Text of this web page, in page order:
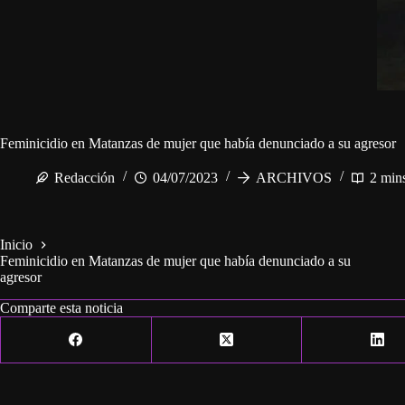
Feminicidio en Matanzas de mujer que había denunciado a su agresor
Redacción 04/07/2023 ARCHIVOS 2
Inicio
Feminicidio en Matanzas de mujer que había denunciado a su
agresor
Comparte esta noticia